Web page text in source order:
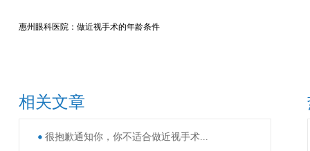
惠州眼科医院：做近视手术的年龄条件
相关文章
很抱歉通知你，你不适合做近视手术...